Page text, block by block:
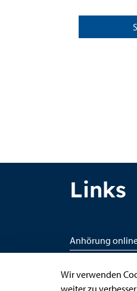
Links
Anhörung
Bauantrag
Wir verwenden
weiter zu